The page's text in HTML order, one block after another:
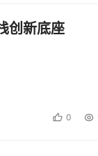
术企业”资质认证
，成功入选“教育
人项目，助力高校
创新底座
0